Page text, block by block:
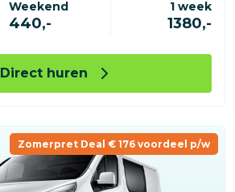
Weekend
440,-
1 week
1380,-
Direct huren
Zomerpret Deal € 176 voordeel p/w